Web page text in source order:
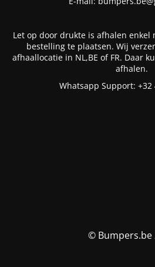
Let op door drukte is afhalen enkel
bestelling te plaatsen. Wij
afhaallocatie in NL,BE of FR. Daar
afhalen.
Whatsapp Support: +32
© Bumpers.be